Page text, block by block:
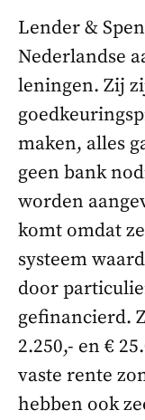
Lender &
Nederlandse
leningen. Zij
maken, alles
geen bank
worden
komt omdat
systeem
door
gefinancierd.
2.250,- en €
vaste rente
hebben ook